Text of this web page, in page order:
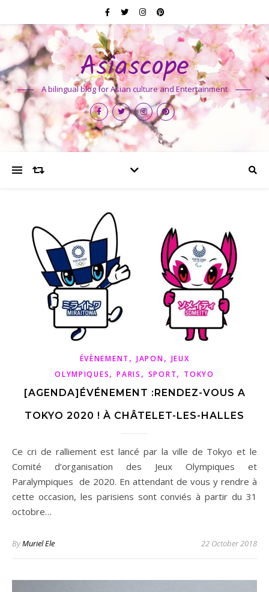
Asiascope
A bilingual blog for Asian culture and Entertainment
ÉVÈNEMENT , JAPON, JEUX
OLYMPIQUES,PARIS , SPORT, TOKYO
[AGENDA]ÉVÉNEMENT :RENDEZ-VOUS A
TOKYO 2020 ! À CHÂTELET-LES-HALLES
Ce cri de ralliement est lancé par la ville de Tokyo et le
Comité d’organisation des Jeux Olympiques et
Paralympiques de 2020. En attendant de vous y rendre à
cette occasion, les parisiens sont conviés à partir du 31
octobre…
ByMuriel Ele 22 October 2018